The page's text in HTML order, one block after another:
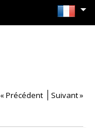
« Précédent Suivant »